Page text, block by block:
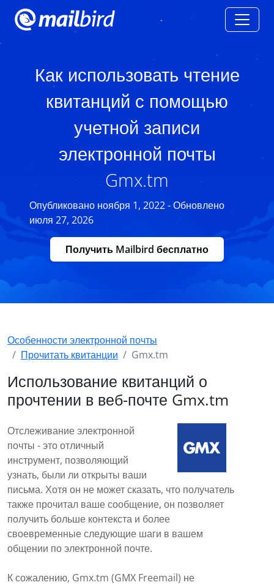
Как использовать чтение
квитанций с помощью
учетной записи
электронной почты
Gmx.tm
Опубликовано ноября 1, 2022 - Обновлено
июля 27, 2026
Получить Mailbird бесплатно
Особенности электронной почты
Прочитать квитанции
Gmx.tm
Использование квитанций о
прочтении в веб-почте Gmx.tm
Отслеживание электронной
почты - это отличный
инструмент, позволяющий
узнать, были ли открыты ваши
письма. Хотя он не может сказать, что получатель
также прочитал ваше сообщение, он позволяет
получить больше контекста и более
своевременные следующие шаги в вашем
общении по электронной почте.
К сожалению, Gmx.tm (GMX Freemail) не